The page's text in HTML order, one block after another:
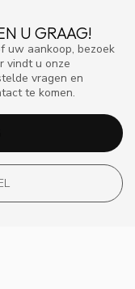
U GRAAG!
uw aankoop, bezoek
vindt u onze
vragen en
te komen.